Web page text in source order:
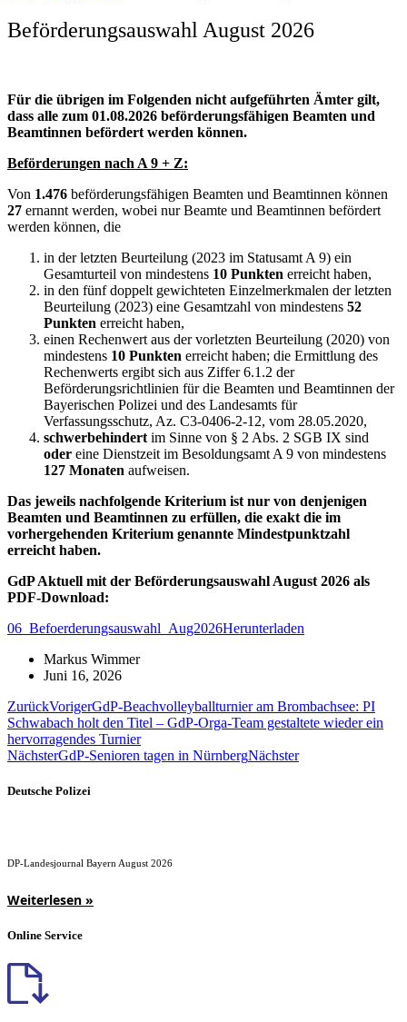
Beförderungsauswahl August 2026
Für die übrigen im Folgenden nicht aufgeführten Ämter gilt,
dass alle zum 01.08.2026 beförderungsfähigen Beamten und
Beamtinnen befördert werden können.
Beförderungen nach A 9 + Z:
Von 1.476 beförderungsfähigen Beamten und Beamtinnen können
27 ernannt werden, wobei nur Beamte und Beamtinnen befördert
werden können, die
in der letzten Beurteilung (2023 im Statusamt A 9) ein
Gesamturteil von mindestens 10 Punkten erreicht haben,
in den fünf doppelt gewichteten Einzelmerkmalen der letzten
Beurteilung (2023) eine Gesamtzahl von mindestens 52
Punkten erreicht haben,
einen Rechenwert aus der vorletzten Beurteilung (2020) von
mindestens 10 Punkten erreicht haben; die Ermittlung des
Rechenwerts ergibt sich aus Ziffer 6.1.2 der
Beförderungsrichtlinien für die Beamten und Beamtinnen der
Bayerischen Polizei und des Landesamts für
Verfassungsschutz, Az. C3-0406-2-12, vom 28.05.2020,
schwerbehindert im Sinne von § 2 Abs. 2 SGB IX sind
oder eine Dienstzeit im Besoldungsamt A 9 von mindestens
127 Monaten aufweisen.
Das jeweils nachfolgende Kriterium ist nur von denjenigen
Beamten und Beamtinnen zu erfüllen, die exakt die im
vorhergehenden Kriterium genannte Mindestpunktzahl
erreicht haben.
GdP Aktuell mit der Beförderungsauswahl August 2026 als
PDF-Download:
06_Befoerderungsauswahl_Aug2026Herunterladen
Markus Wimmer
Juni 16, 2026
ZurückVorigerGdP-Beachvolleyballturnier am Brombachsee: PI
Schwabach holt den Titel – GdP-Orga-Team gestaltete wieder ein
hervorragendes Turnier
NächsterGdP-Senioren tagen in NürnbergNächster
Deutsche Polizei
DP-Landesjournal Bayern August 2026
Weiterlesen »
Online Service